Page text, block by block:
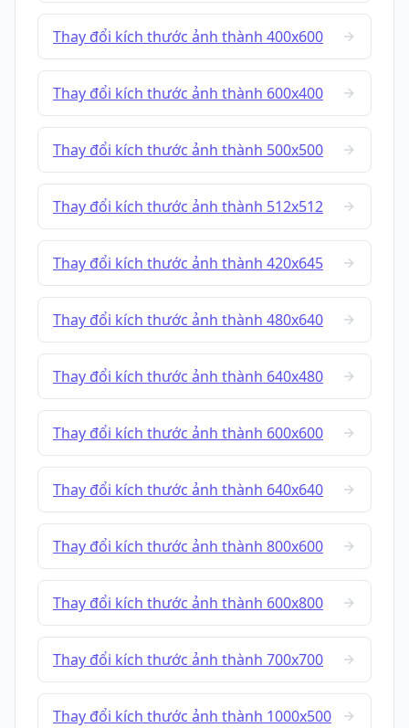
Thay đổi kích thước ảnh thành 400x600
Thay đổi kích thước ảnh thành 600x400
Thay đổi kích thước ảnh thành 500x500
Thay đổi kích thước ảnh thành 512x512
Thay đổi kích thước ảnh thành 420x645
Thay đổi kích thước ảnh thành 480x640
Thay đổi kích thước ảnh thành 640x480
Thay đổi kích thước ảnh thành 600x600
Thay đổi kích thước ảnh thành 640x640
Thay đổi kích thước ảnh thành 800x600
Thay đổi kích thước ảnh thành 600x800
Thay đổi kích thước ảnh thành 700x700
Thay đổi kích thước ảnh thành 1000x500